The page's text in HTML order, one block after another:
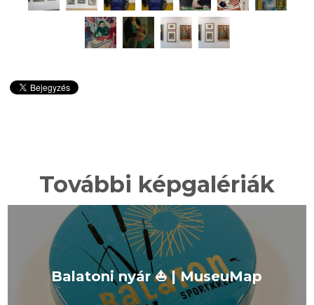
További képgalériák
Balatoni nyár ⛵️ | MuseuMap